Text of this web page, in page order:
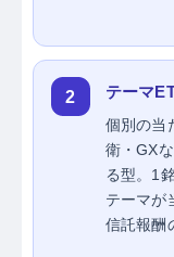
2 テーマ
個別の当
衛・GX
る型。1
テーマが
信託報酬